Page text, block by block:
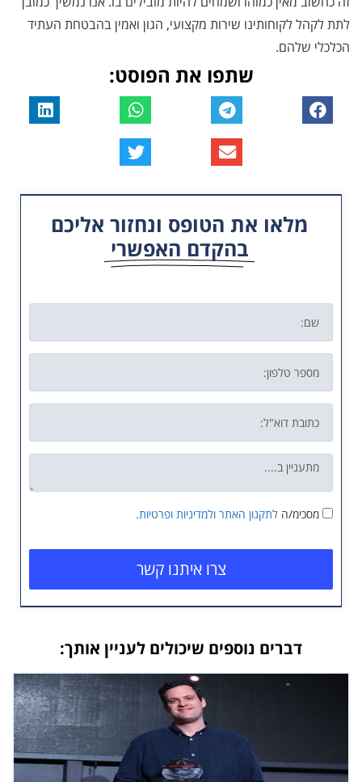
לתת לקהל לקוחותינו שירות מקצועי, הגון ואמין בהבטחת העתיד
הכלכלי שלהם.
שתפו את הפוסט:
מלאו את הטופס ונחזור אליכם
בהקדם האפשרי
מסכימ/ה לתקנון האתר ולמדיניות ופרטיות.
צרו איתנו קשר
דברים נוספים שיכולים לעניין אותך: